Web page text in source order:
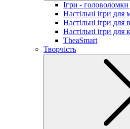
Ігри - головоломки
Настільні ігри для
Настільні ігри для
Настільні ігри для
TheaSmart
Творчість